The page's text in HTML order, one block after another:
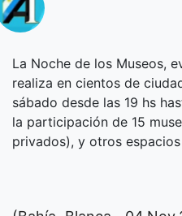
La Noche de los Museos,
realiza en cientos de
sábado desde las 19 hs
la participación de 15
privados), y otros